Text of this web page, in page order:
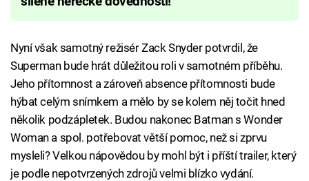
Nyní však samotný režisér Zack Snyder potvrdil, že
Superman bude hrát důležitou roli v samotném příběhu.
Jeho přítomnost a zároveň absence přítomnosti bude
hýbat celým snímkem a mělo by se kolem něj točit hned
několik podzápletek. Budou nakonec Batman s Wonder
Woman a spol. potřebovat větší pomoc, než si zprvu
mysleli? Velkou nápovědou by mohl být i příští trailer, který
je podle nepotvrzených zdrojů velmi blízko vydání.